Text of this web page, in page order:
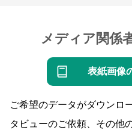
メディア関係
表紙画像
ご希望のデータがダウンロ
タビューのご依頼、その他